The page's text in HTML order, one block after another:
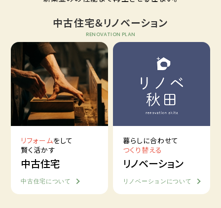
中古住宅＆リノベーション
RENOVATION PLAN
リフォームをして
賢く活かす
中古住宅
中古住宅について
暮らしに合わせて
つくり替える
リノベーション
リノベーションについて